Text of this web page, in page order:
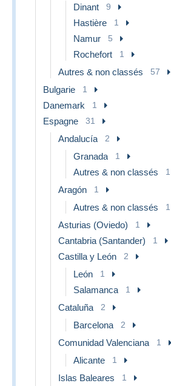
Dinant 9
Hastière 1
Namur 5
Rochefort 1
Autres & non classés 57
Bulgarie 1
Danemark 1
Espagne 31
Andalucía 2
Granada 1
Autres & non classés 1
Aragón 1
Autres & non classés 1
Asturias (Oviedo) 1
Cantabria (Santander) 1
Castilla y León 2
León 1
Salamanca 1
Cataluña 2
Barcelona 2
Comunidad Valenciana 1
Alicante 1
Islas Baleares 1